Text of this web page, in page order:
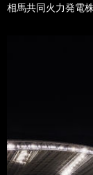
相馬共同火力発電